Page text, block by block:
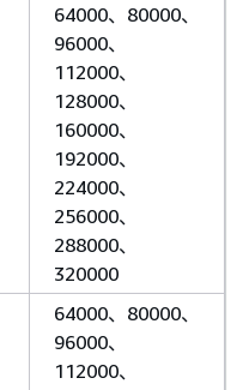
64000、80000、
96000、
112000、
128000、
160000、
192000、
224000、
256000、
288000、
320000
64000、80000、
96000、
112000、